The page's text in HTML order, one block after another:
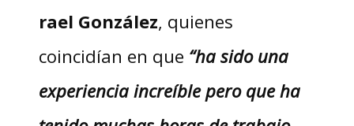
rael González, quienes
coincidían en que “ha sido una
experiencia increíble pero que ha